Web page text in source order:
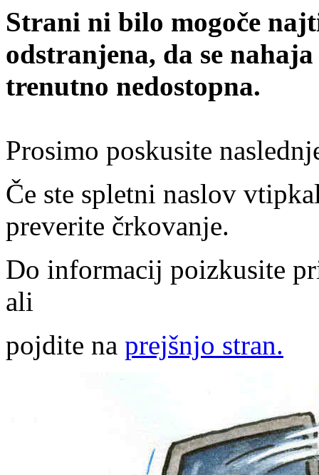
Strani ni bilo mogoče
odstranjena, da se
trenutno nedostopna.
Prosimo poskusite
Če ste spletni naslov
preverite črkovanje.
Do informacij poizkusite
ali
pojdite na prejšnjo stran.